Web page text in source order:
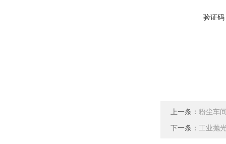
验证码
上一条： 粉尘车
下一条： 工业抛